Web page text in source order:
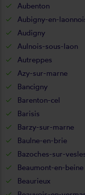
Aubenton
Aubigny-en-
Audigny
Aulnois-sous-laon
Autreppes
Azy-sur-marne
Bancigny
Barenton-cel
Barisis
Barzy-sur-marne
Baulne-en-brie
Bazoches-sur-
Beaumont-en-beine
Beaurieux